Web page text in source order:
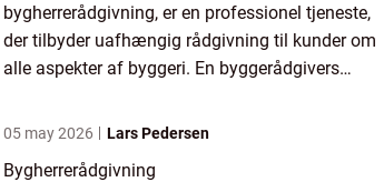
bygherrerådgivning, er en professionel tjeneste,
der tilbyder uafhængig rådgivning til kunder om
alle aspekter af byggeri. En byggerådgivers
det bedst mulige resul...
05 may 2026 Lars Pedersen
Bygherrerådgivning